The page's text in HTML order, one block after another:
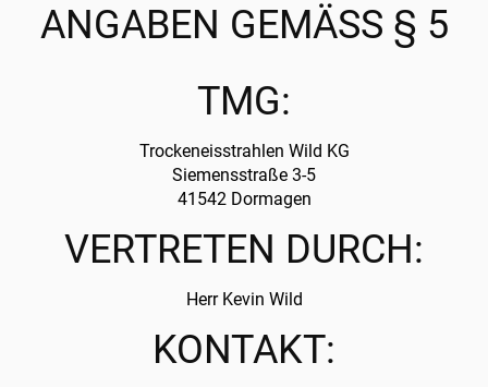
ANGABEN GEMÄSS § 5 T
MG:
Trockeneisstrahlen Wild KG
Siemensstraße 3-5
41542 Dormagen
VERTRETEN DURCH:
Herr Kevin Wild
KONTAKT: